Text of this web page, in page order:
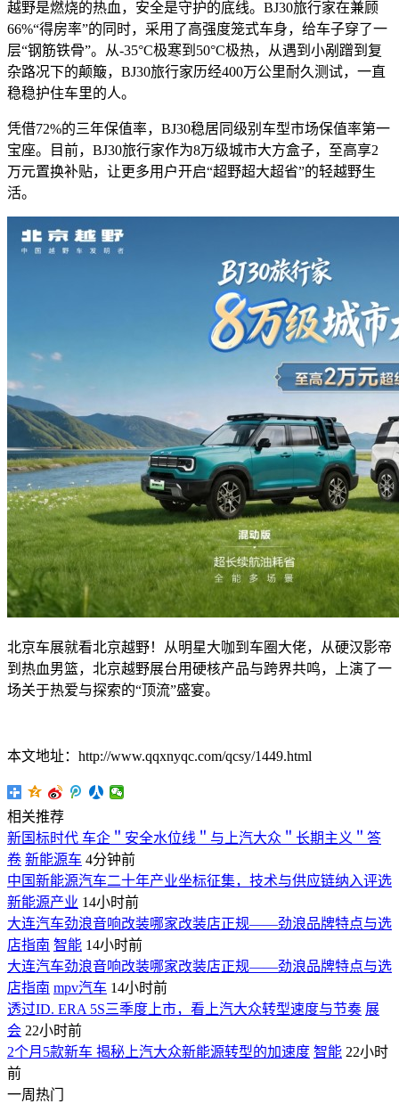
越野是燃烧的热血，安全是守护的底线。BJ30旅行家在兼顾
66%“得房率”的同时，采用了高强度笼式车身，给车子穿了一
层“钢筋铁骨”。从-35°C极寒到50°C极热，从遇到小剐蹭到复
杂路况下的颠簸，BJ30旅行家历经400万公里耐久测试，一直
稳稳护住车里的人。
凭借72%的三年保值率，BJ30稳居同级别车型市场保值率第一
宝座。目前，BJ30旅行家作为8万级城市大方盒子，至高享2
万元置换补贴，让更多用户开启“超野超大超省”的轻越野生
活。
北京车展就看北京越野！从明星大咖到车圈大佬，从硬汉影帝
到热血男篮，北京越野展台用硬核产品与跨界共鸣，上演了一
场关于热爱与探索的“顶流”盛宴。
本文地址：http://www.qqxnyqc.com/qcsy/1449.html
相关推荐
新国标时代 车企＂安全水位线＂与上汽大众＂长期主义＂答
卷 新能源车 4分钟前
中国新能源汽车二十年产业坐标征集，技术与供应链纳入评选
新能源产业 14小时前
大连汽车劲浪音响改装哪家改装店正规——劲浪品牌特点与选
店指南 智能 14小时前
大连汽车劲浪音响改装哪家改装店正规——劲浪品牌特点与选
店指南 mpv汽车 14小时前
透过ID. ERA 5S三季度上市，看上汽大众转型速度与节奏 展
会 22小时前
2个月5款新车 揭秘上汽大众新能源转型的加速度 智能 22小时
前
一周热门